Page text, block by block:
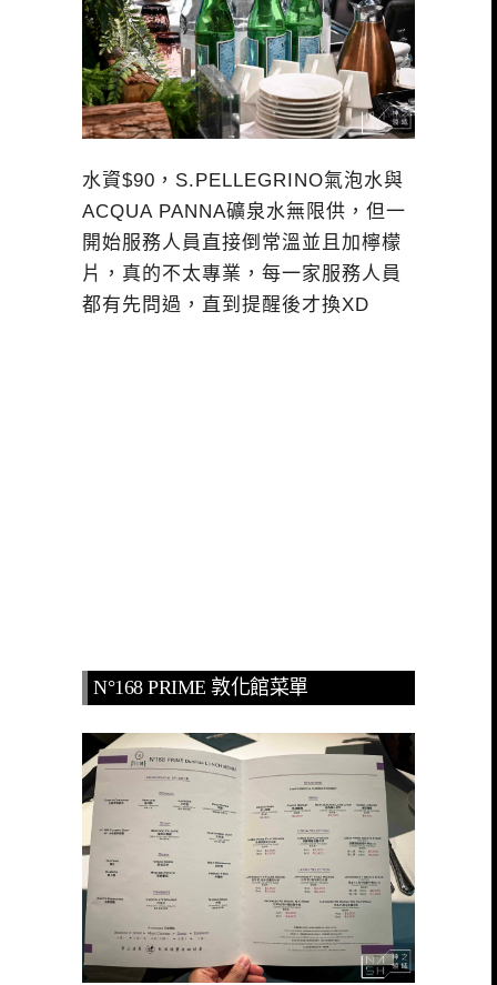
水資$90，S.PELLEGRINO氣泡水與
ACQUA PANNA礦泉水無限供，但一
開始服務人員直接倒常溫並且加檸檬
片，真的不太專業，每一家服務人員
都有先問過，直到提醒後才換XD
N°168 PRIME 敦化館菜單